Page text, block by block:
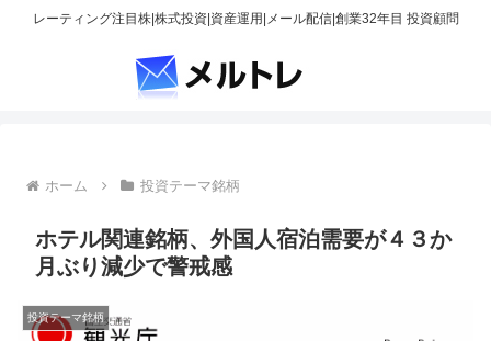
レーティング注目株|株式投資|資産運用|メール配信|創業32年目 投資顧問
ホーム 投資テーマ銘柄
ホテル関連銘柄、外国人宿泊需要が４３か
月ぶり減少で警戒感
投資テーマ銘柄